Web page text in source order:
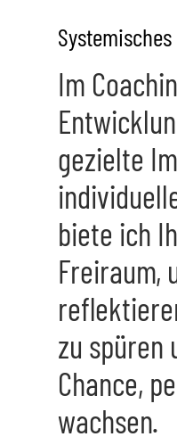
Im
gezielte
biete ich
Freiraum,
zu spüren
Chance,
wachsen.